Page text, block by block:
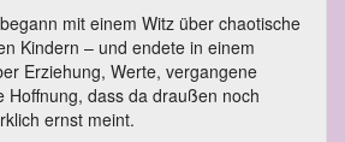
mit einem Witz über chaotische
Kindern – und endete in einem
Erziehung, Werte, vergangene
Hoffnung, dass da draußen noch
ernst meint.